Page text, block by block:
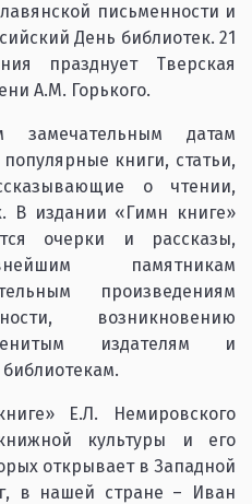
письменности и
День библиотек. 21
празднует Тверская
А.М. Горького.
датам
книги, статьи,
о чтении,
В издании «Гимн книге»
очерки и рассказы,
памятникам
произведениям
возникновению
издателям и
Е.Л. Немировского
культуры и его
открывает в Западной
в нашей стране – Иван